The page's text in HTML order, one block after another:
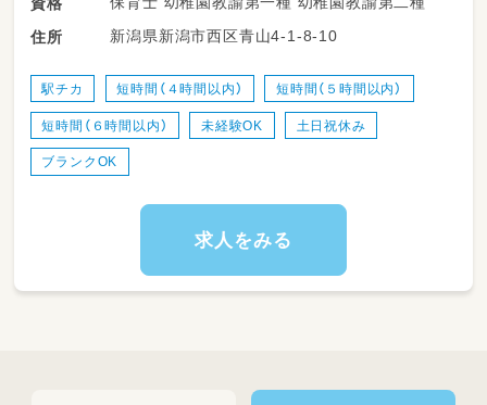
・園内の清掃や片付け
・連絡帳の作成補助、行事の準備
年間計画などの難しい書類作成は、基本的にク
ラス担任が行います。
ブランクがある方や未経験の方でも、少しずつ
丁寧にお教えしますのでご安心くださいね。
活躍しています。
子ども・保護者・保育士の垣根を超え、
住所
新潟県新潟市西区青山4-1-8-10
駅チカ 短時間（４時間以内） 短時間（５時間以内）
短時間（６時間以内） 未経験OK 土日祝休み
ブランクOK
求人をみる